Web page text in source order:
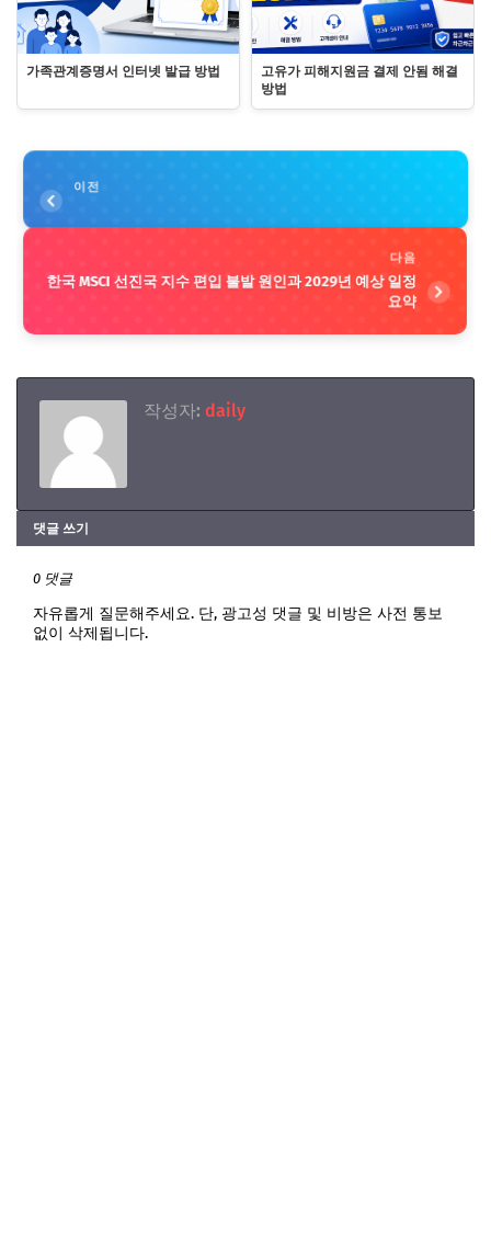
가족관계증명서 인터넷 발급 방법
고유가 피해지원금 결제 안됨 해결
방법
이전
다음
한국 MSCI 선진국 지수 편입 불발 원인과 2029년 예상 일정
요약
작성자: daily
댓글 쓰기
0 댓글
자유롭게 질문해주세요. 단, 광고성 댓글 및 비방은 사전 통보
없이 삭제됩니다.